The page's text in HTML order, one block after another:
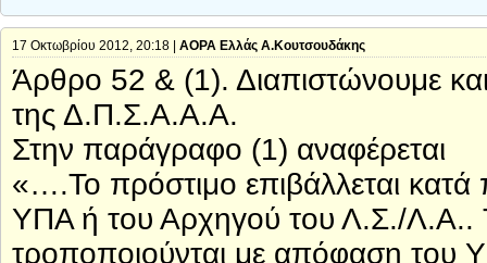
17 Οκτωβρίου 2012, 20:18 | ΑΟΡΑ Ελλάς Α.Κουτσουδάκης
Άρθρο 52 & (1). Διαπιστώνουμε
της Δ.Π.Σ.Α.Α.Α.
Στην παράγραφο (1) αναφέρεται
«….Το πρόστιμο επιβάλλεται
ΥΠΑ ή του Αρχηγού του Λ.Σ./Λ.Α..
τροποποιούνται με απόφαση του